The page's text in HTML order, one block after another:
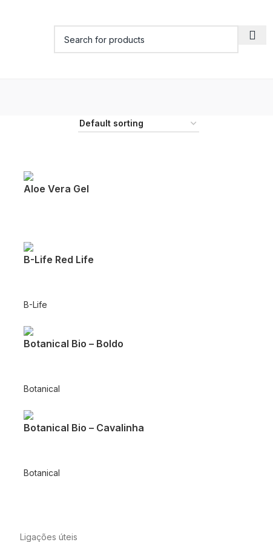
Aloe Vera Gel
B-Life Red Life
B-Life
Botanical Bio – Boldo
Botanical
Botanical Bio – Cavalinha
Botanical
Ligações úteis